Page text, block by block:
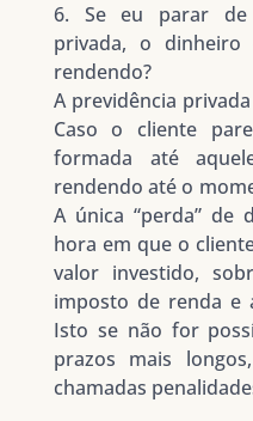
6. Se eu parar de
privada, o
rendendo?
A previdência
Caso o cliente
formada até
rendendo até o
A única “perda” de
hora em que o
valor investido,
imposto de renda e
Isto se não for
prazos mais
chamadas